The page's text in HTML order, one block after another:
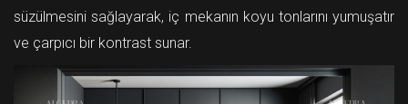
süzülmesini sağlayarak, iç mekanın koyu tonlarını yumuşatır
ve çarpıcı bir kontrast sunar.